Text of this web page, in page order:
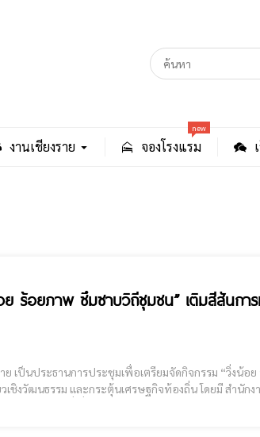
งานเชียงราย จองโรงแรม
new
ย ร้อยภาพ ซึมซาบวิถีชุมชน” เติมสีสันกา
เป็นประธานการประชุมเพื่อเตรียมจัดกิจกรรม “วิ่งน้อ